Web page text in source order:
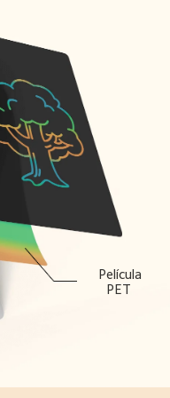
Película
PET